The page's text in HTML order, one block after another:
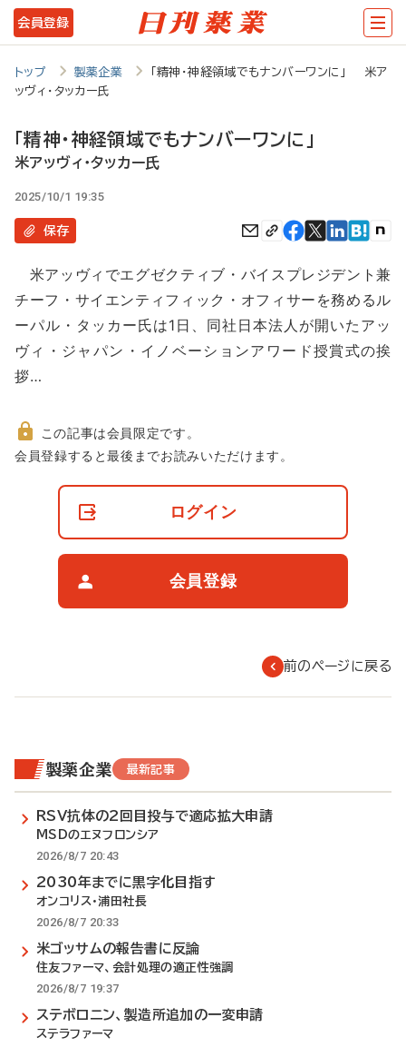
メ
イ
テ
ツ
に
動
会員登録
トップ 製薬企業
「精神・神経領域でもナンバーワンに」 米ア
ッヴィ・タッカー氏
「精神・神経領域でもナンバーワンに」
米アッヴィ・タッカー氏
2025/10/1 19:35
保存
米アッヴィでエグゼクティブ・バイスプレジデント兼
チーフ・サイエンティフィック・オフィサーを務めるル
ーパル・タッカー氏は1日、同社日本法人が開いたアッ
ヴィ・ジャパン・イノベーションアワード授賞式の挨
拶…
非
この記事は会員限定です。
会員登録すると最後までお読みいただけます。
ログイン
会員登録
前のページに戻る
製薬企業 最新記事
RSV抗体の2回目投与で適応拡大申請
MSDのエヌフロンシア
2026/8/7 20:43
2030年までに黒字化目指す
オンコリス・浦田社長
2026/8/7 20:33
米ゴッサムの報告書に反論
住友ファーマ、会計処理の適正性強調
2026/8/7 19:37
ステボロニン、製造所追加の一変申請
ステラファーマ